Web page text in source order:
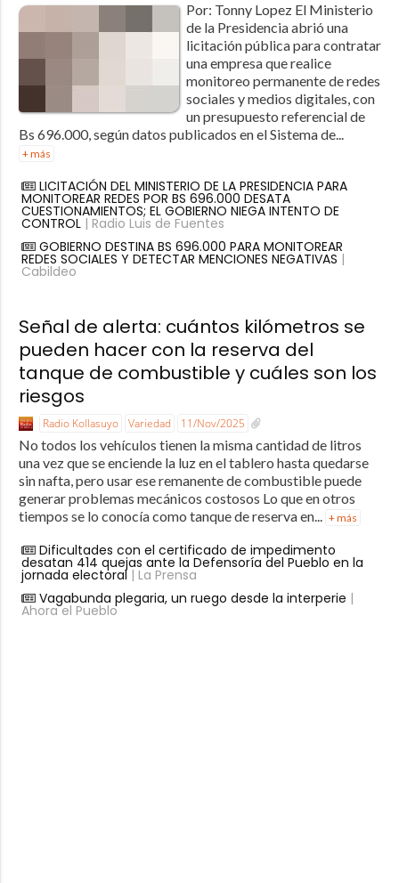
Por: Tonny Lopez El Ministerio
de la Presidencia abrió una
licitación pública para contratar
una empresa que realice
monitoreo permanente de redes
sociales y medios digitales, con
un presupuesto referencial de
Bs 696.000, según datos publicados en el Sistema de...
+ más
LICITACIÓN DEL MINISTERIO DE LA PRESIDENCIA PARA
MONITOREAR REDES POR BS 696.000 DESATA
CUESTIONAMIENTOS; EL GOBIERNO NIEGA INTENTO DE
CONTROL| Radio Luis de Fuentes
GOBIERNO DESTINA BS 696.000 PARA MONITOREAR
REDES SOCIALES Y DETECTAR MENCIONES NEGATIVAS |
Cabildeo
Señal de alerta: cuántos kilómetros se
pueden hacer con la reserva del
tanque de combustible y cuáles son los
riesgos
Radio Kollasuyo Variedad 11/Nov/2025
No todos los vehículos tienen la misma cantidad de litros
una vez que se enciende la luz en el tablero hasta quedarse
sin nafta, pero usar ese remanente de combustible puede
generar problemas mecánicos costosos Lo que en otros
tiempos se lo conocía como tanque de reserva en... + más
Dificultades con el certificado de impedimento
desatan 414 quejas ante la Defensoría del Pueblo en la
jornada electoral| La Prensa
Vagabunda plegaria, un ruego desde la interperie |
Ahora el Pueblo